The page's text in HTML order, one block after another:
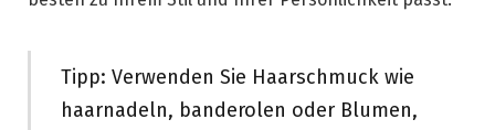
Tipp: Verwenden Sie Haarschmuck wie
haarnadeln, banderolen oder Blumen,